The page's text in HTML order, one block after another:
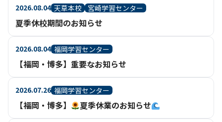
2026.08.04 天草本校 宮崎学習センター
夏季休校期間のお知らせ
2026.08.04 福岡学習センター
【福岡・博多】重要なお知らせ
2026.07.26 福岡学習センター
【福岡・博多】 夏季休業のお知らせ